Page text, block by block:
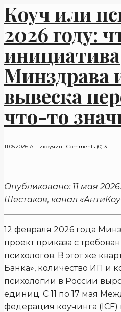
Коуч или
2026 году:
инициатива
Минздрава
вывеска
что-то
11.05.2026 Антикоучинг Comments (0) 311
Опубликовано: 11 мая
Шестаков, канал
12 февраля 2026 года
проект приказа с
психологов. В этот же
Банка», количество ИП и
психологии в России
единиц. С 11 по 17 мая
федерация коучинга